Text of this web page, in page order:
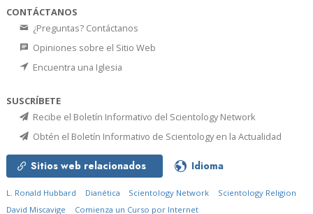
CONTÁCTANOS
¿Preguntas? Contáctanos
Opiniones sobre el Sitio Web
Encuentra una Iglesia
SUSCRÍBETE
Recibe el Boletín Informativo del Scientology Network
Obtén el Boletín Informativo de Scientology en la Actualidad
Sitios web relacionados Idioma
L. Ronald Hubbard Dianética Scientology Network
Scientology Religion
David Miscavige
Comienza un Curso por Internet